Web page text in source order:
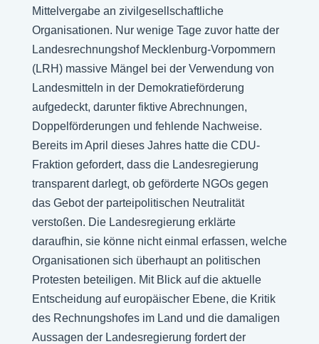
Mittelvergabe an zivilgesellschaftliche
Organisationen. Nur wenige Tage zuvor hatte der
Landesrechnungshof Mecklenburg-Vorpommern
(LRH) massive Mängel bei der Verwendung von
Landesmitteln in der Demokratieförderung
aufgedeckt, darunter fiktive Abrechnungen,
Doppelförderungen und fehlende Nachweise.
Bereits im April dieses Jahres hatte die CDU-
Fraktion gefordert, dass die Landesregierung
transparent darlegt, ob geförderte NGOs gegen
das Gebot der parteipolitischen Neutralität
verstoßen. Die Landesregierung erklärte
daraufhin, sie könne nicht einmal erfassen, welche
Organisationen sich überhaupt an politischen
Protesten beteiligen. Mit Blick auf die aktuelle
Entscheidung auf europäischer Ebene, die Kritik
des Rechnungshofes im Land und die damaligen
Aussagen der Landesregierung fordert der